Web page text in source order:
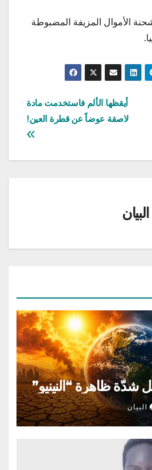
الأموال المزيفة المضبوطة
أيقظها الألم فاستخدمت مادة
لاصقة عوضاً عن قطرة العين!
البيان
شدّة ظاهرة “النينيو”
البيان